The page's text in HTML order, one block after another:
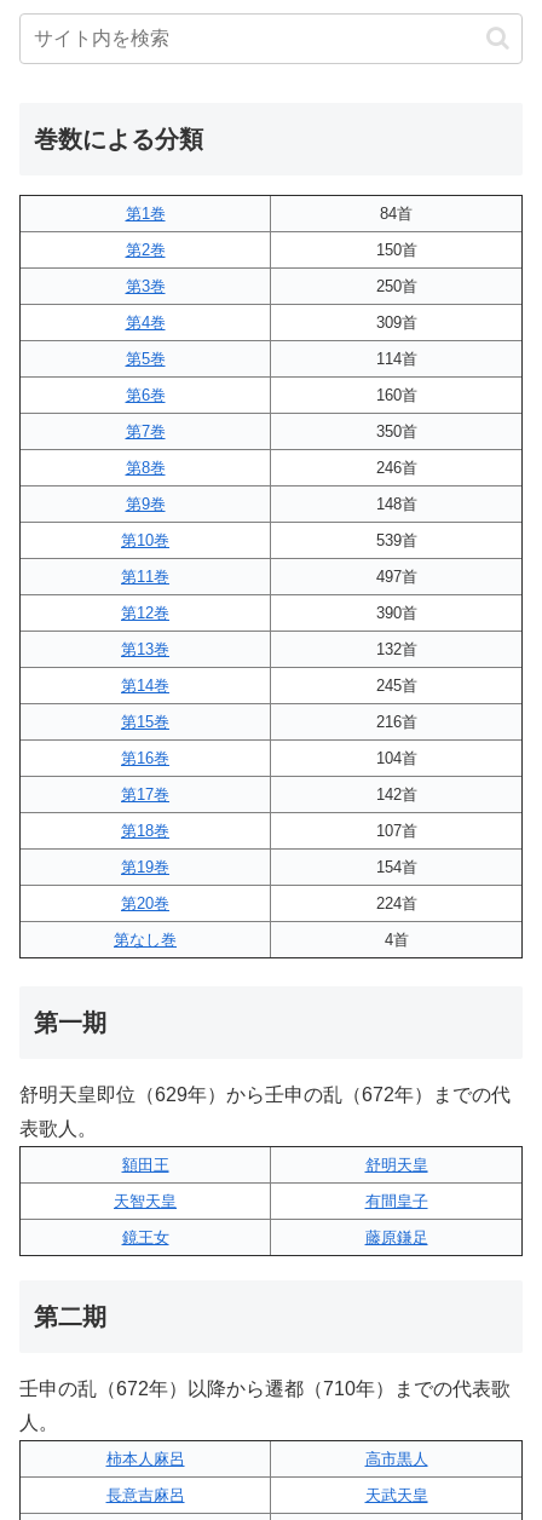
巻数による分類
第1巻
84首
第2巻
150首
第3巻
250首
第4巻
309首
第5巻
114首
第6巻
160首
第7巻
350首
第8巻
246首
第9巻
148首
第10巻
539首
第11巻
497首
第12巻
390首
第13巻
132首
第14巻
245首
第15巻
216首
第16巻
104首
第17巻
142首
第18巻
107首
第19巻
154首
第20巻
224首
第なし巻
4首
第一期
舒明天皇即位（629年）から壬申の乱（672年）までの代
表歌人。
額田王
舒明天皇
天智天皇
有間皇子
鏡王女
藤原鎌足
第二期
壬申の乱（672年）以降から遷都（710年）までの代表歌
人。
柿本人麻呂
高市黒人
長意吉麻呂
天武天皇